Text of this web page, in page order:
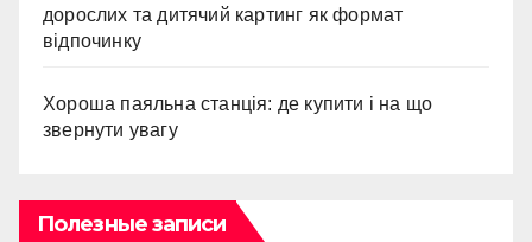
дорослих та дитячий картинг як формат
відпочинку
Хороша паяльна станція: де купити і на що
звернути увагу
Полезные записи